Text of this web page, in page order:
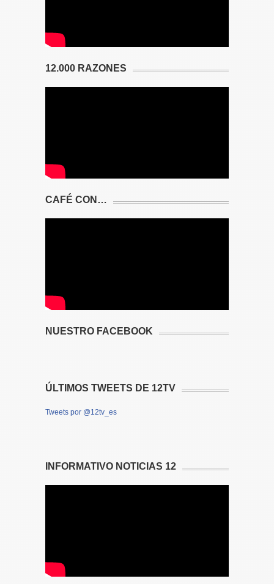
12.000 RAZONES
CAFÉ CON…
NUESTRO FACEBOOK
ÚLTIMOS TWEETS DE 12TV
Tweets por @12tv_es
INFORMATIVO NOTICIAS 12